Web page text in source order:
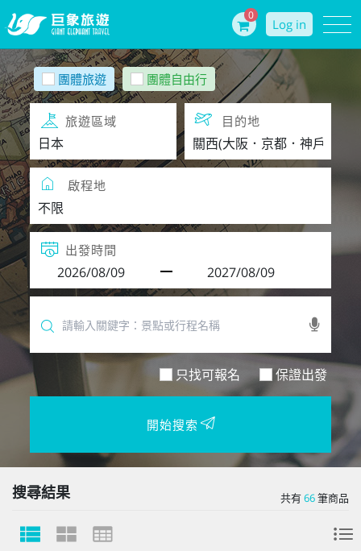
0
Log in
團體旅遊 團體自由行
旅遊區域 目的地
啟程地
出發時間
只找可報名 保證出發
開始搜索
搜尋結果 共有66筆商品